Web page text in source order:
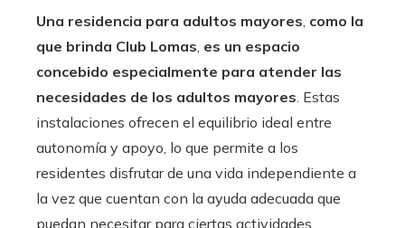
Una residencia para adultos mayores, como la
que brinda Club Lomas, es un espacio
concebido especialmente para atender las
necesidades de los adultos mayores. Estas
instalaciones ofrecen el equilibrio ideal entre
autonomía y apoyo, lo que permite a los
residentes disfrutar de una vida independiente a
la vez que cuentan con la ayuda adecuada que
puedan necesitar para ciertas actividades.